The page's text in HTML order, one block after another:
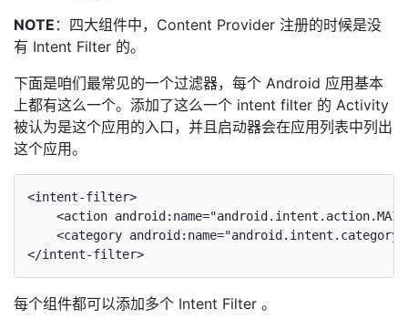
NOTE ：四大组件中，Content Provider 注册的时候是没
有 Intent Filter 的。
下面是咱们最常见的一个过滤器，每个 Android 应用基本
上都有这么一个。添加了这么一个 intent filter 的 Activity
被认为是这个应用的入口，并且启动器会在应用列表中列出
这个应用。
<intent-filter>
<action
<category
每个组件都可以添加多个 Intent Filter 。